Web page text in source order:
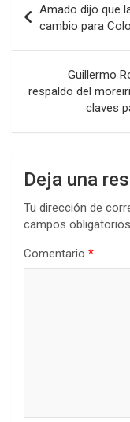
de
entradas
Amado dijo que
cambio para
Guillermo
respaldo del
claves
Deja una
Tu dirección de
campos
Comentario *